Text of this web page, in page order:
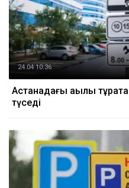
24.04 10:36
Астанадағы ақылы
түседі